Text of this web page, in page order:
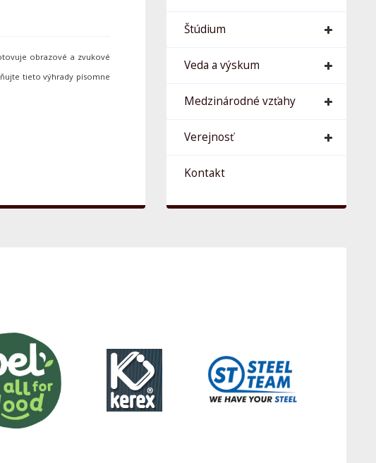
obrazové a zvukové
tieto výhrady písomne
Štúdium
Veda a výskum
Medzinárodné vzťahy
Verejnosť
Kontakt